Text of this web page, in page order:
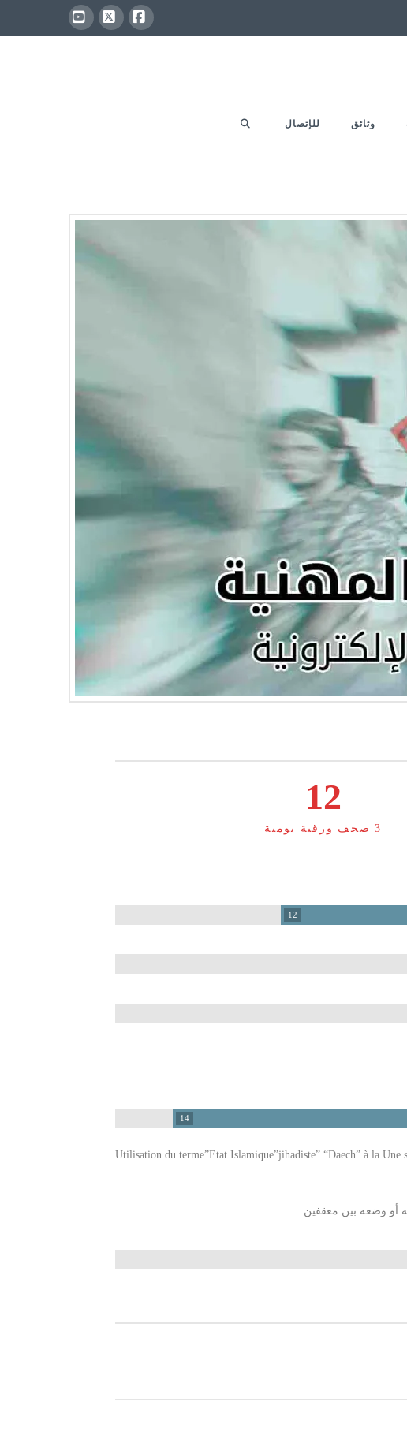
وثائق للإتصال
12
3 صحف ورقية يومية
12
14
Utilisation du terme”Etat Islamique”jihadiste” “Daech” à la
أو وضعه بين معقفين.